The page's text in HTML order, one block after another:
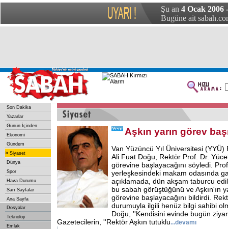
Şu an 4 Ocak 2006
Bugüne ait
Son Dakika
Yazarlar
Günün İçinden
Ekonomi
Gündem
» Siyaset
Dünya
Spor
Hava Durumu
Sarı Sayfalar
Ana Sayfa
Dosyalar
Teknoloji
Emlak
Aşkın yarın görev
Van Yüzüncü Yıl Üniversitesi (YYÜ)
Ali Fuat Doğu, Rektör Prof. Dr. Yücel
görevine başlayacağını söyledi.
yerleşkesindeki makam odasında
açıklamada, dün akşam taburcu
bu sabah görüştüğünü ve Aşkın'ın
görevine başlayacağını bildirdi.
durumuyla ilgili henüz bilgi sahibi
Doğu, ''Kendisini evinde bugün
Gazetecilerin, ''Rektör Aşkın tutuklu...devamı